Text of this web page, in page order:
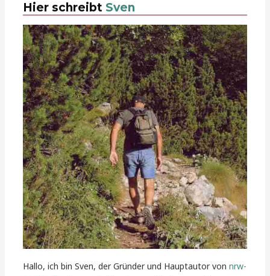
Hier schreibt Sven
Hallo, ich bin Sven, der Gründer und Hauptautor vonnrw-